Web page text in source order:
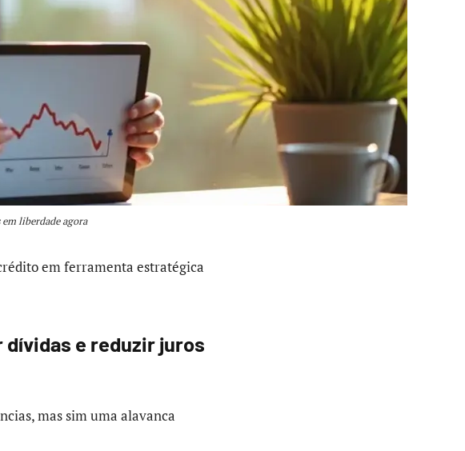
liberdade agora
em ferramenta estratégica
e reduzir juros
mas sim uma alavanca